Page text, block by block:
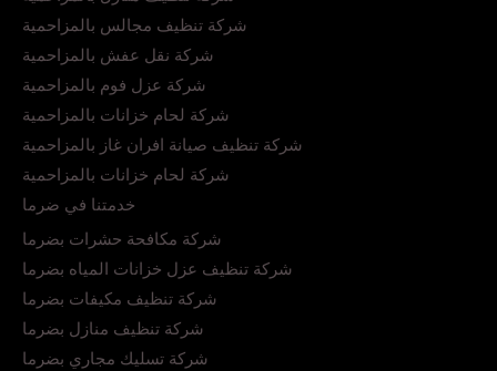
شركة تنظيف مجالس بالمزاحمية
شركة نقل عفش بالمزاحمية
شركة عزل فوم بالمزاحمية
شركة لحام خزانات بالمزاحمية
شركة تنظيف صيانة افران غاز بالمزاحمية
شركة لحام خزانات بالمزاحمية
خدمتنا في ضرما
شركة مكافحة حشرات بضرما
شركة تنظيف عزل خزانات المياه بضرما
شركة تنظيف مكيفات بضرما
شركة تنظيف منازل بضرما
شركة تسليك مجاري بضرما